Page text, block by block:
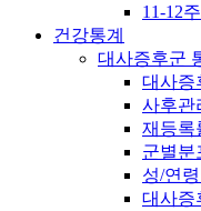
11-12
건강통계
대사증후군
대사증
사후관
재등록
군별분
성/연
대사증